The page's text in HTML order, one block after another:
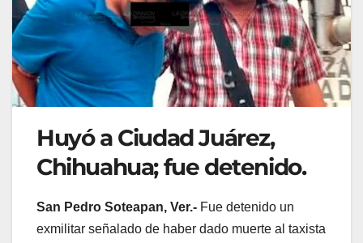
Huyó a Ciudad Juárez,
Chihuahua; fue detenido.
San Pedro Soteapan, Ver.- Fue detenido un
exmilitar señalado de haber dado muerte al taxista